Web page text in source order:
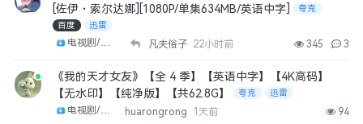
[佐伊・索尔达娜][1080P/单集634MB/英语中字]
夸克
百度
迅雷
电视剧/剧集 凡夫俗子 22小时前 345 3
《我的天才女友》【全 4 季】【英语中字】【4K高码】
【无水印】【纯净版】【共62.8G】
夸克 迅雷
电视剧/剧集 huarongrong 1天前 94